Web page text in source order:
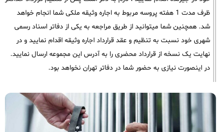
ظرف مدت 1 هفته پروسه مربوط به اجاره وثیقه ملکی شما انجام خواهد
شد. همچنین شما میتوانید از طریق مراجعه به یکی از دفاتر اسناد رسمی
شهری خود نسبت به تنظیم و عقد قرارداد اجاره وثیقه اقدام نمایید و در
نهایت یک نسخه از قرارداد محضری را به آدرس این مجموعه ارسال نمایید.
در اینصورت نیازی به حضور شما در دفاتر تهران نخواهد بود.